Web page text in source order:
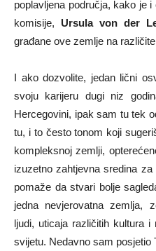
poplavljena područja, kako je
komisije, Ursula von der
građane ove zemlje na
I ako dozvolite, jedan lični
svoju karijeru dugi niz
Hercegovini, ipak sam tu tek
tu, i to često tonom koji
kompleksnoj zemlji,
izuzetno zahtjevna sredina
pomaže da stvari bolje
jedna nevjerovatna zemlja,
ljudi, uticaja različitih kultura
svijetu. Nedavno sam posjetio